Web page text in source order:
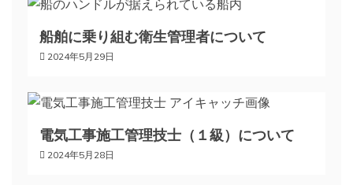
ョ
ン
船舶に乗り組む衛生管理者について
2024年5月29日
電気工事施工管理技士（１級）について
2024年5月28日